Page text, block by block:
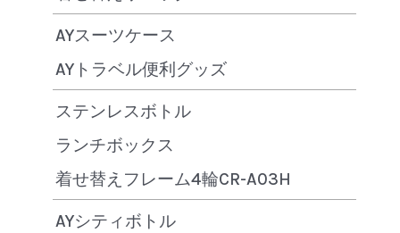
AYスーツケース
AYトラベル便利グッズ
ステンレスボトル
ランチボックス
着せ替えフレーム4輪CR-A03H
AYシティボトル